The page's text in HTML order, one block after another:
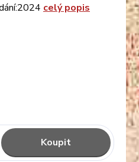
celý popis
Koupit